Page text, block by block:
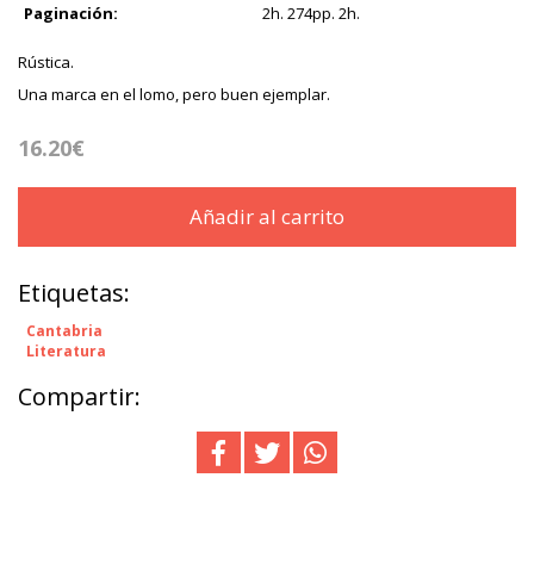
Paginación:
2h. 274pp. 2h.
Rústica.
Una marca en el lomo, pero buen ejemplar.
16.20€
Añadir al carrito
Etiquetas:
Cantabria
Literatura
Compartir: